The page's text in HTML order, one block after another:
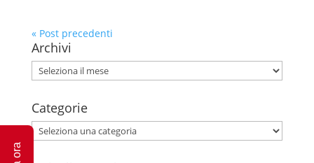
« Post precedenti
Archivi
Archivi
Categorie
Categorie